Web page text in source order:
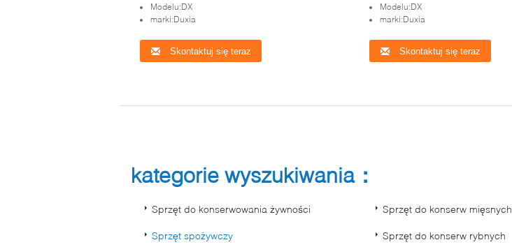
Modelu:DX
marki:Duxia
Skontaktuj się teraz
Modelu:DX
marki:Duxia
Skontaktuj się teraz
kategorie wyszukiwania：
Sprzęt do konserwowania żywności Sprzęt do konserw mięsnych
Sprzęt spożywczy Sprzęt do konserw rybnych